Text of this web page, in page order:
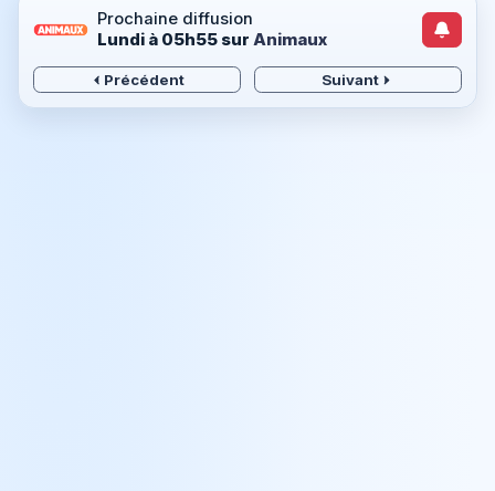
Prochaine diffusion
Lundi à 05h55sur Animaux
Précédent Suivant